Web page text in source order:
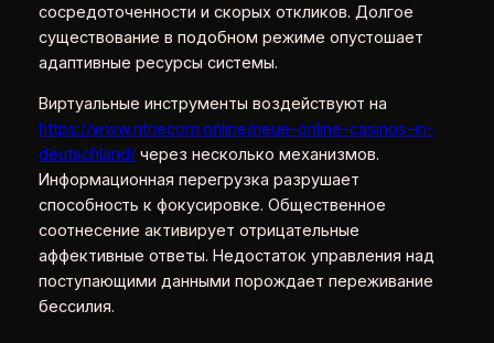
сосредоточенности и скорых откликов. Долгое
существование в подобном режиме опустошает
адаптивные ресурсы системы.
Виртуальные инструменты воздействуют на
https://www.ntnecom.online/neue-online-casinos-in-
deutschland/через несколько механизмов.
Информационная перегрузка разрушает
способность к фокусировке. Общественное
соотнесение активирует отрицательные
аффективные ответы. Недостаток управления над
поступающими данными порождает переживание
бессилия.